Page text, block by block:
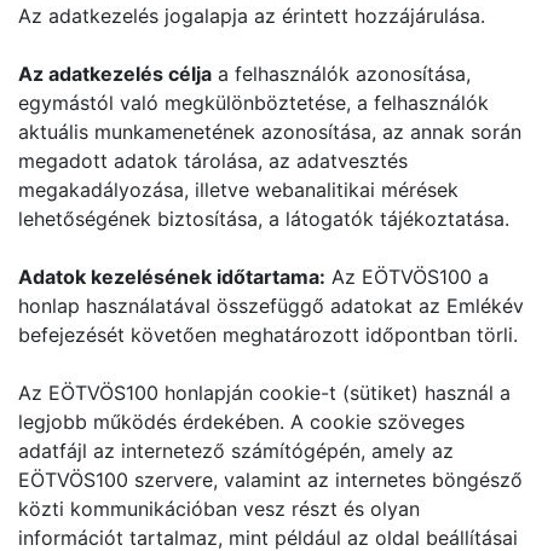
Az adatkezelés jogalapja az érintett hozzájárulása.
Az adatkezelés célja a felhasználók azonosítása,
egymástól való megkülönböztetése, a felhasználók
aktuális munkamenetének azonosítása, az annak során
megadott adatok tárolása, az adatvesztés
megakadályozása, illetve webanalitikai mérések
lehetőségének biztosítása, a látogatók tájékoztatása.
Adatok kezelésének időtartama: Az EÖTVÖS100 a
honlap használatával összefüggő adatokat az Emlékév
befejezését követően meghatározott időpontban törli.
Az EÖTVÖS100 honlapján cookie-t (sütiket) használ a
legjobb működés érdekében. A cookie szöveges
adatfájl az internetező számítógépén, amely az
EÖTVÖS100 szervere, valamint az internetes böngésző
közti kommunikációban vesz részt és olyan
információt tartalmaz, mint például az oldal beállításai